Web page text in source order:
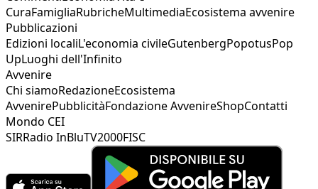
CuraFamigliaRubricheMultimediaEcosistema avvenire
Pubblicazioni
Edizioni localiL'economia civileGutenbergPopotusPop
UpLuoghi dell'Infinito
Avvenire
Chi siamoRedazioneEcosistema
AvvenirePubblicitàFondazione AvvenireShopContatti
Mondo CEI
SIRRadio InBluTV2000FISC